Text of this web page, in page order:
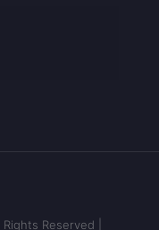
Reserved |